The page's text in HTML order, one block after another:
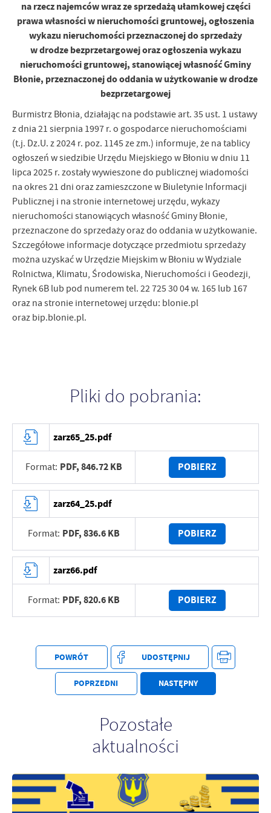
na rzecz najemców wraz ze sprzedażą ułamkowej części
prawa własności w nieruchomości gruntowej, ogłoszenia
wykazu nieruchomości przeznaczonej do sprzedaży
w drodze bezprzetargowej oraz ogłoszenia wykazu
nieruchomości gruntowej, stanowiącej własność Gminy
Błonie, przeznaczonej do oddania w użytkowanie w drodze
bezprzetargowej
Burmistrz Błonia, działając na podstawie art. 35 ust. 1 ustawy
z dnia 21 sierpnia 1997 r. o gospodarce nieruchomościami
(t.j. Dz.U. z 2024 r. poz. 1145 ze zm.) informuje, że na tablicy
ogłoszeń w siedzibie Urzędu Miejskiego w Błoniu w dniu 11
lipca 2025 r. zostały wywieszone do publicznej wiadomości
na okres 21 dni oraz zamieszczone w Biuletynie Informacji
Publicznej i na stronie internetowej urzędu, wykazy
nieruchomości stanowiących własność Gminy Błonie,
przeznaczone do sprzedaży oraz do oddania w użytkowanie.
Szczegółowe informacje dotyczące przedmiotu sprzedaży
można uzyskać w Urzędzie Miejskim w Błoniu w Wydziale
Rolnictwa, Klimatu, Środowiska, Nieruchomości i Geodezji,
Rynek 6B lub pod numerem tel. 22 725 30 04 w. 165 lub 167
oraz na stronie internetowej urzędu: blonie.pl
oraz bip.blonie.pl.
Pliki do pobrania:
zarz65_25.pdf
Format: PDF,846.72 KB POBIERZ
zarz64_25.pdf
Format: PDF,836.6 KB POBIERZ
zarz66.pdf
Format: PDF,820.6 KB POBIERZ
POWRÓT UDOSTĘPNIJ
POPRZEDNI NASTĘPNY
Pozostałe
aktualności
Firmy te działają w charakterze pośredników prezentujących nasze
treści w postaci wiadomości, ofert, komunikatów mediów
społecznościowych.